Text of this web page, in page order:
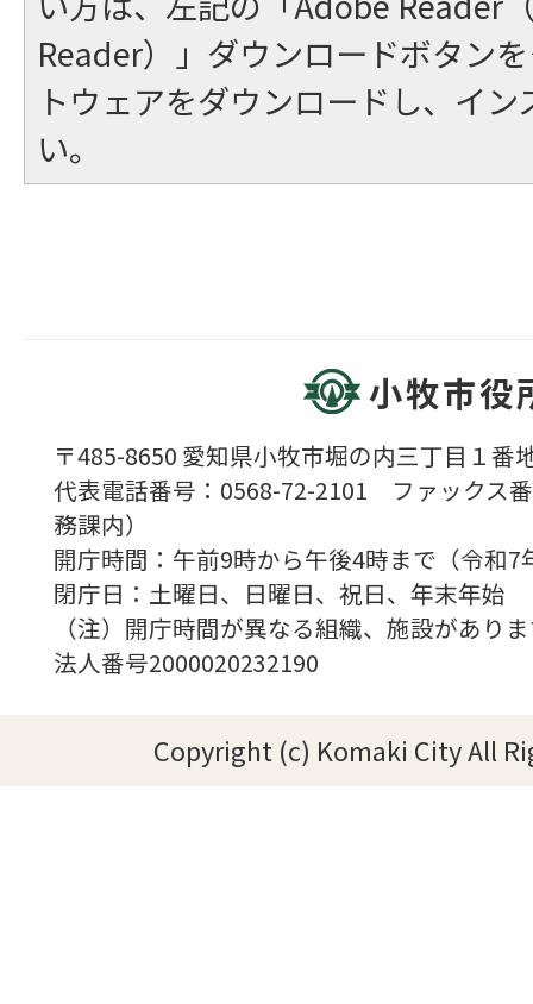
Reader）」ダウンロードボタン
トウェアをダウンロードし、イ
い。
小牧市役
〒485-8650 愛知県小牧市堀の内三丁目１番
代表電話番号：0568-72-2101 ファックス
務課内）
開庁時間：午前9時から午後4時まで（令
閉庁日：土曜日、日曜日、祝日、年末年始
（注）開庁時間が異なる組織、施設があり
法人番号2000020232190
Copyright (c) Komaki City All